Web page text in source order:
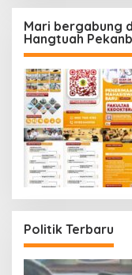
Mari bergabung
Hangtuah
Politik Terbaru